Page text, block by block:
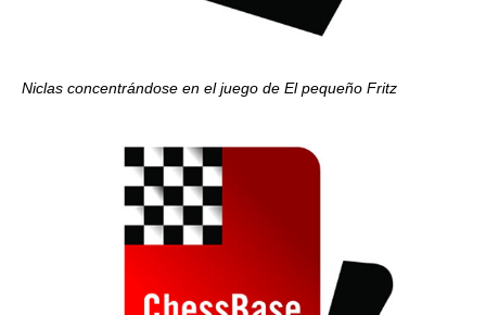
Niclas concentrándose en el juego de El pequeño Fritz